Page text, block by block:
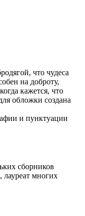
что чудеса
на доброту,
кажется, что
обложки создана
и пунктуации
сборников
многих